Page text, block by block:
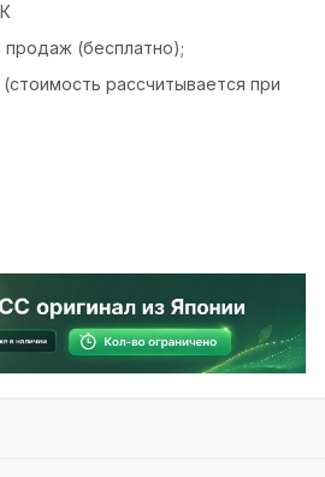
продаж (бесплатно);
рассчитывается при